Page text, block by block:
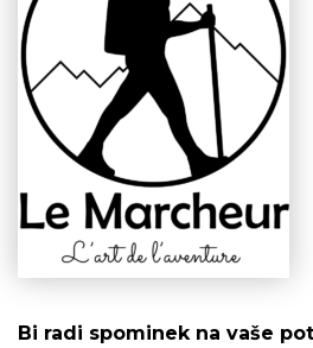
Bi radi spominek na vaše